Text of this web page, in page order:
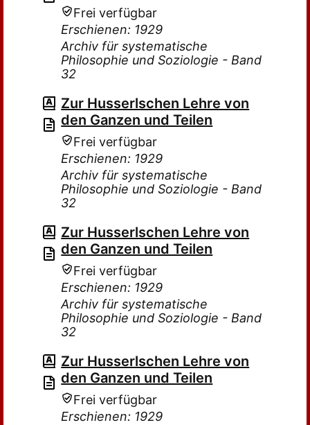
Frei verfügbar
Erschienen: 1929
Archiv für systematische
Philosophie und Soziologie - Band
32
Zur Husserlschen Lehre von
den Ganzen und Teilen
Frei verfügbar
Erschienen: 1929
Archiv für systematische
Philosophie und Soziologie - Band
32
Zur Husserlschen Lehre von
den Ganzen und Teilen
Frei verfügbar
Erschienen: 1929
Archiv für systematische
Philosophie und Soziologie - Band
32
Zur Husserlschen Lehre von
den Ganzen und Teilen
Frei verfügbar
Erschienen: 1929